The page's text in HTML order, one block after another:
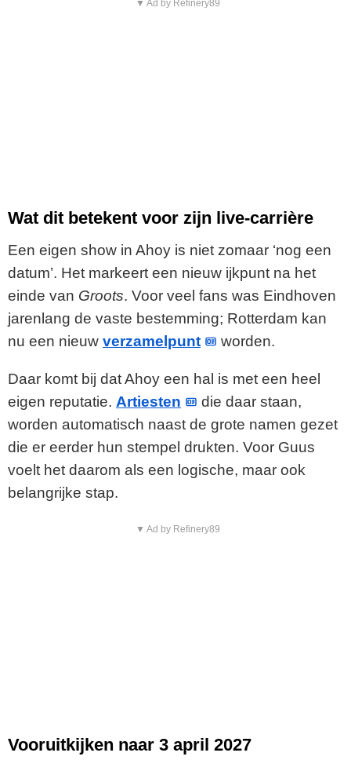
▼ Ad by Refinery89
Wat dit betekent voor zijn live-carrière
Een eigen show in Ahoy is niet zomaar ‘nog een
datum’. Het markeert een nieuw ijkpunt na het
einde van Groots. Voor veel fans was Eindhoven
jarenlang de vaste bestemming; Rotterdam kan
nu een nieuw verzamelpunt worden.
Daar komt bij dat Ahoy een hal is met een heel
eigen reputatie. Artiesten
die daar staan,
worden automatisch naast de grote namen gezet
die er eerder hun stempel drukten. Voor Guus
voelt het daarom als een logische, maar ook
belangrijke stap.
▼ Ad by Refinery89
Vooruitkijken naar 3 april 2027